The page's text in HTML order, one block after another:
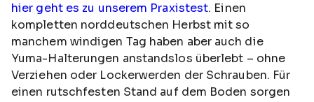
hier geht es zu unserem Praxistest. Einen
kompletten norddeutschen Herbst mit so
manchem windigen Tag haben aber auch die
Yuma-Halterungen anstandslos überlebt – ohne
Verziehen oder Lockerwerden der Schrauben. Für
einen rutschfesten Stand auf dem Boden sorgen